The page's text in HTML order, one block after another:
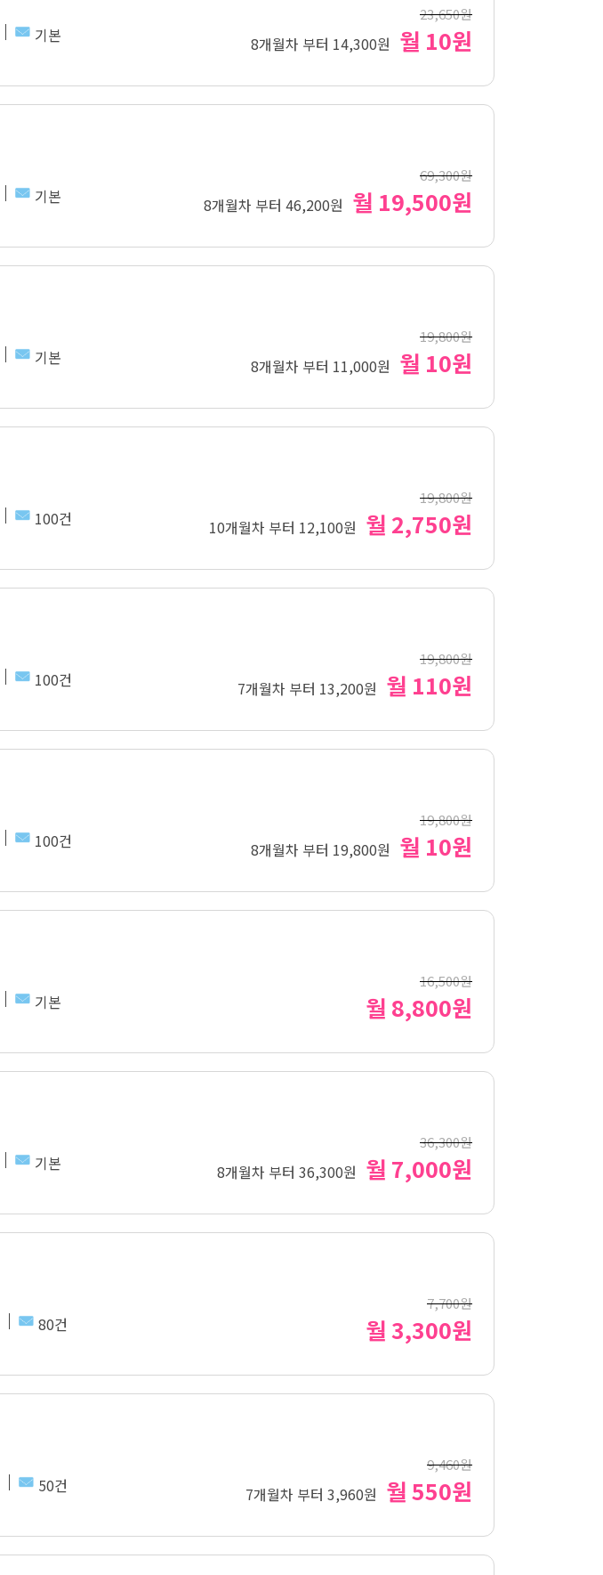
23,650원
기본 8개월차 부터 14,300원 월 10원
69,300원
기본 8개월차 부터 46,200원 월 19,500원
19,800원
기본 8개월차 부터 11,000원 월 10원
19,800원
100건 10개월차 부터 12,100원 월 2,750원
19,800원
100건 7개월차 부터 13,200원 월 110원
19,800원
100건 8개월차 부터 19,800원 월 10원
16,500원
기본 월 8,800원
36,300원
기본 8개월차 부터 36,300원 월 7,000원
7,700원
80건 월 3,300원
9,460원
50건 7개월차 부터 3,960원 월 550원